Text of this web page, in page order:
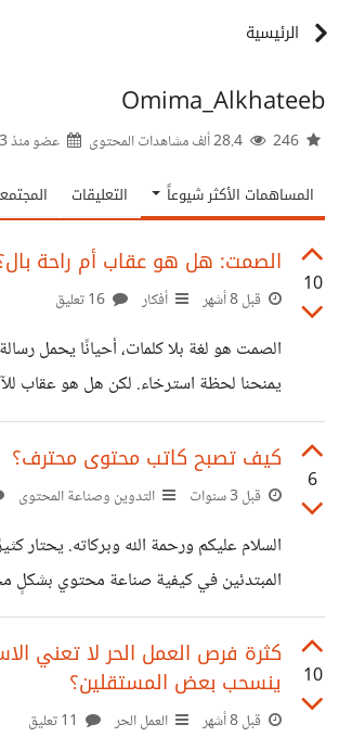
الرئيسية
Omima_Alkhateeb
عضو منذ3 سنوات
المساهمات الأكثر شيوعاً التعليقات
10
الصمت: هل هو عقاب أم راحة
قبل 8 أشهر أفكار
الصمت هو لغة بلا كلمات، أحيانًا يحمل
يمنحنا لحظة استرخاء. لكن هل هو عقاب
لراحة البال؟ الصمت كعقاب في بعض
للصمت للتعبير عن الغضب أو الاستياء. هنا
للتأديب النفسي، فقد يشعر الطرف الآخر
الفهم. الصمت راحة بال من الجانب الآخر،
ملاذًا داخليًا. هو فرصة لإعادة ترتيب
6
كيف تصبح كاتب محتوى محترف؟
قبل 3 سنوات التدوين وصناعة المحتوى
السلام عليكم ورحمة الله وبركاته. يحتار
المبتدئين في كيفية صناعة محتوي بشكلٍ
الخطوات
واسعة ومن مصادر متنوعة تساعدك على
في الكتابة، قم بوضع خطة وتحديد هدف
10
كثرة فرص العمل الحر لا تعني
ينسحب بعض المستقلين؟
قبل 8 أشهر العمل الحر